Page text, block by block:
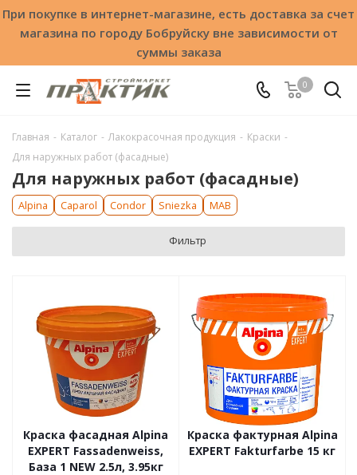
При покупке в интернет-магазине, есть доставка за счет
магазина по городу Бобруйску вне зависимости от
суммы заказа
0
Главная - Каталог - Лакокрасочная продукция - Краски -
Для наружных работ (фасадные)
Для наружных работ (фасадные)
Alpina Caparol Condor Sniezka МАВ
Фильтр
Краска фасадная Alpina
EXPERT Fassadenweiss,
База 1 NEW 2.5л, 3.95кг
Краска фактурная Alpina
EXPERT Fakturfarbe 15 кг